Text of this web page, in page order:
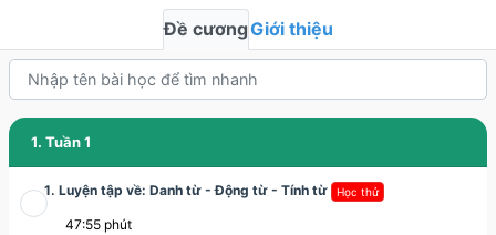
Đề cươngGiới thiệu
1. Tuần 1
1. Luyện tập về: Danh từ - Động từ - Tính từ Học thử
47:55 phút